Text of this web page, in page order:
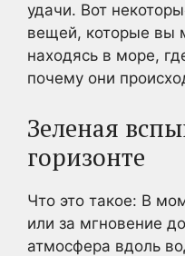
удачи. Вот
вещей, которые вы
находясь в море,
почему они
Зеленая
горизонте
Что это такое: В
или за мгновение
атмосфера вдоль